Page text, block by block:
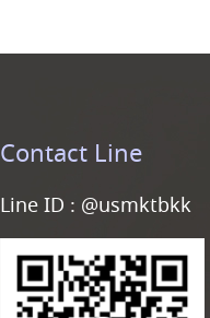
Contact Line
Line ID : @usmktbkk